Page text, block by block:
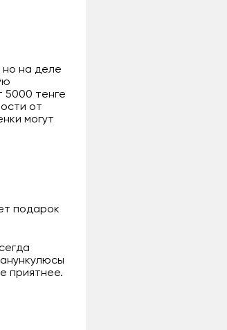
но на деле
5000 тенге
от
могут
подарок
приятнее.